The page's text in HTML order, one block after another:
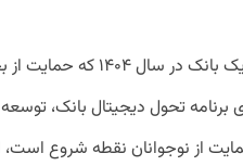
تقوی همچنین با اشاره به برنامه
تحول دیجیتال بانک،
از نوجوانان نقطه شروع است،